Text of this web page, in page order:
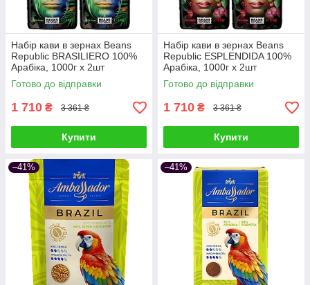
Набір кави в зернах Beans
Republic BRASILIERO 100%
Арабіка, 1000г х 2шт
Готово до відправки
1 710 ₴ 3 361 ₴
Купити
Набір кави в зернах Beans
Republic ESPLENDIDA 100%
Арабіка, 1000г х 2шт
Готово до відправки
1 710 ₴ 3 361 ₴
Купити
–41% –41%